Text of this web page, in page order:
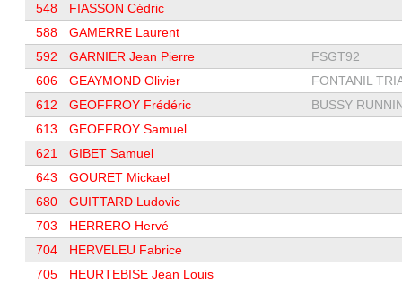
548
FIASSON Cédric
588
GAMERRE Laurent
592
GARNIER Jean Pierre
FSGT92
606
GEAYMOND Olivier
FONTANIL
612
GEOFFROY Frédéric
BUSSY
613
GEOFFROY Samuel
621
GIBET Samuel
643
GOURET Mickael
680
GUITTARD Ludovic
703
HERRERO Hervé
704
HERVELEU Fabrice
705
HEURTEBISE Jean Louis